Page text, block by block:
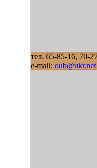
тел. 65-85-16, 70-
e-mail: oub@ukr.net